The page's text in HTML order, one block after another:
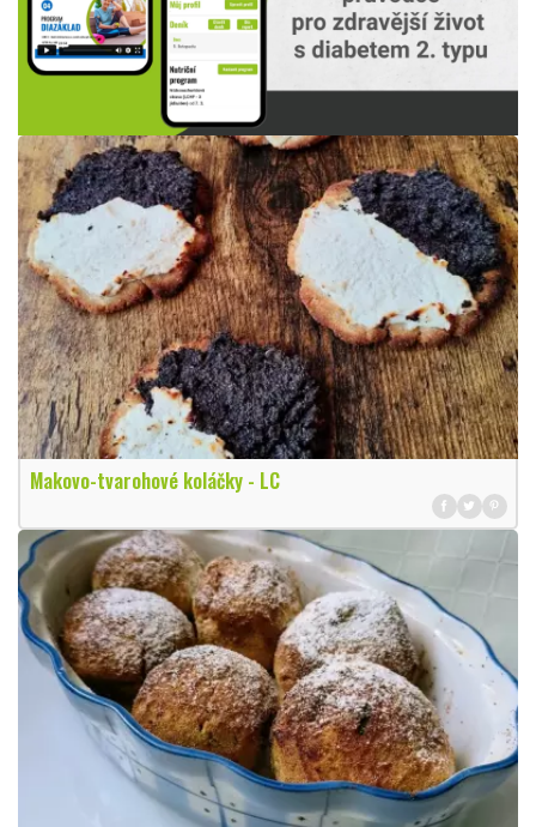
Makovo-tvarohové koláčky - LC